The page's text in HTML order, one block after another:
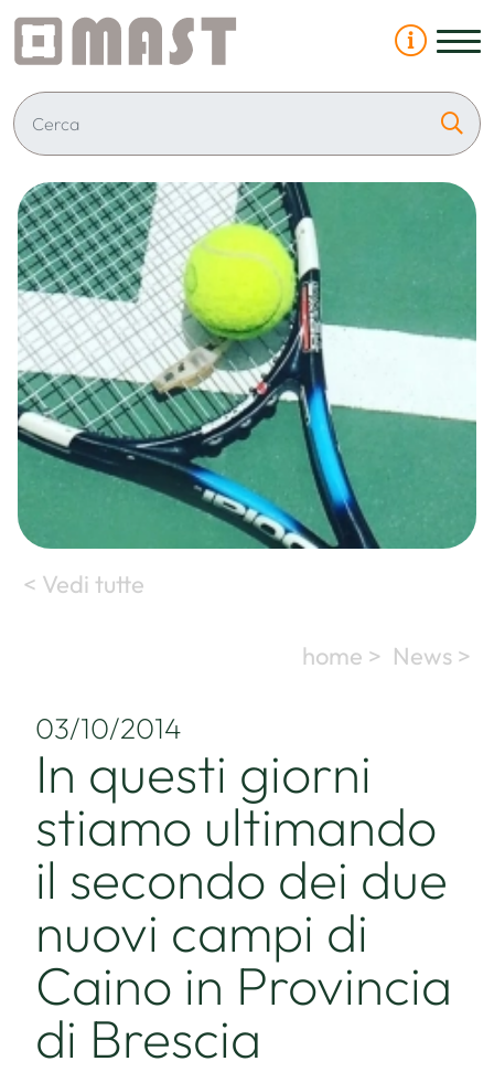
< Vedi tutte
home > News >
03/10/2014
In questi giorni
stiamo ultimando
il secondo dei due
nuovi campi di
Caino in Provincia
di Brescia